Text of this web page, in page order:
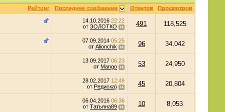
Рейтинг Последнее сообщение Ответов Просмотров
14.10.2016 22:22
от ЗОЛОТКО 491 118,525
07.09.2014 05:25
от Alionchik 96 34,042
13.09.2017 06:23
от Mango 53 24,950
28.02.2017 12:49
от Редиска) 45 20,804
06.04.2016 06:36
от Татьяна89 10 8,053